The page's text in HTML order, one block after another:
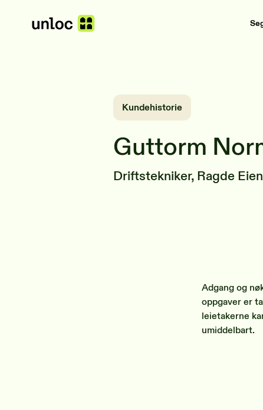
Kundehistorie
Guttorm
Driftstekniker, Ragde
Adgang og
oppgaver er
leietakerne
umiddelbart.